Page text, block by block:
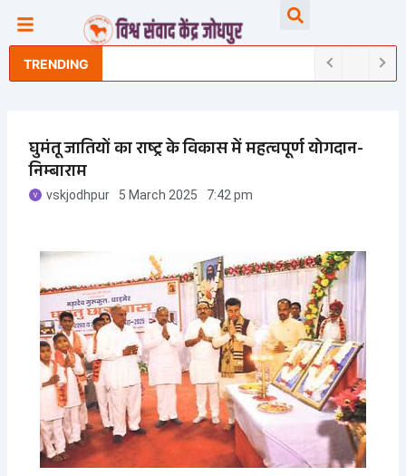
TRENDING
घुमंतू जातियों का राष्ट्र के विकास में महत्वपूर्ण योगदान-
निम्बाराम
vskjodhpur 5 March 2025 7:42 pm